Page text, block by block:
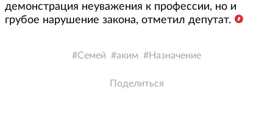
демонстрация неуважения к профессии, но и
грубое нарушение закона, отметил депутат.
Семей аким Назначение
Поделиться